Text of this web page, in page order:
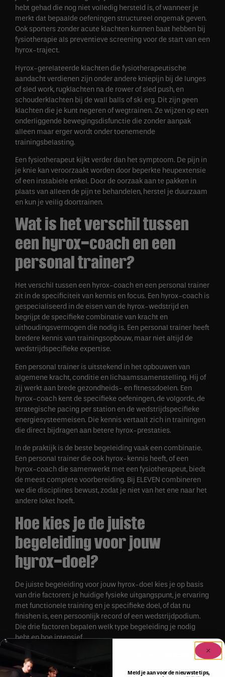
hebt gehad die nog niet volledig hersteld is, of wanneer je
merkt dat bepaalde oefeningen structureel ongemak geven.
Ook sporters zonder acute klachten kunnen baat hebben bij
fysiotherapie als preventieve screening voor de start van een
hyrox-traject.
Hyrox-gerelateerde klachten die fysiotherapeutische
aandacht verdienen zijn onder andere kniepijn bij de lunges
of sled work, rugklachten na de rower of sled push, en
schouderklachten bij de wall balls of ski erg. Dit zijn geen
klachten die je kunt negeren of wegtrainen. Ze wijzen op een
onderliggende bewegingsdisfunctie die zonder aanpak
alleen maar erger wordt onder toenemende
trainingsbelasting.
Een fysiotherapeut kijkt verder dan het symptoom. De pijn in
je knie kan veroorzaakt worden door beperkte heupextensie
of een instabiele enkel. Door de oorzaak aan te pakken in
plaats van alleen de pijn te behandelen, herstel je duurzaam
en kun je veilig doortrainen.
Wat is het verschil tussen
een hyrox-coach en een
personal trainer?
Het verschil tussen een hyrox-coach en een personal trainer
zit in de specificiteit van kennis en focus. Een hyrox-coach is
gespecialiseerd in de eisen van de hyrox-wedstrijd en
begrijpt de specifieke combinatie van kracht en
uithoudingsvermogen die nodig is. Een personal trainer heeft
bredere kennis van trainingsopbouw, maar niet altijd de
wedstrijdspecifieke expertise.
Een personal trainer is uitstekend in het opbouwen van
algemene kracht, conditie en lichaamssamenstelling. Hij of
zij werkt aan brede gezondheids- en fitnessdoelen. Een
hyrox-coach kent de specifieke oefeningen, de volgorde, de
strategische pacing per station en de wedstrijdspecifieke
energiesysteemeisen. Die kennis vertaalt zich in trainingen
die direct bijdragen aan betere hyrox-prestaties.
In de praktijk is de beste begeleiding vaak een combinatie.
Een personal trainer die ook hyrox-kennis heeft, of een
hyrox-coach die samenwerkt met een fysiotherapeut, biedt
de meest complete voorbereiding. Bij ELEVEN combineren
we die disciplines bewust, zodat je niet van het ene naar het
andere loket hoeft.
Hoe kies je de juiste
begeleiding voor jouw
hyrox-doel?
De juiste begeleiding voor jouw hyrox-doel kies je op basis
van drie factoren: je huidige fysieke uitgangspunt, je ervaring
met functionele training en je specifieke doel, of dat nu
finishen is, een persoonlijk record of een wedstrijdpodium.
Die drie factoren bepalen welk type begeleiding je nodig
hebt en hoe intensief.
Stel jezelf de volgende vragen bij het kiezen van begeleiding:
Heb je actieve klachten of eenMeld je aan voor de nieuwste tips,